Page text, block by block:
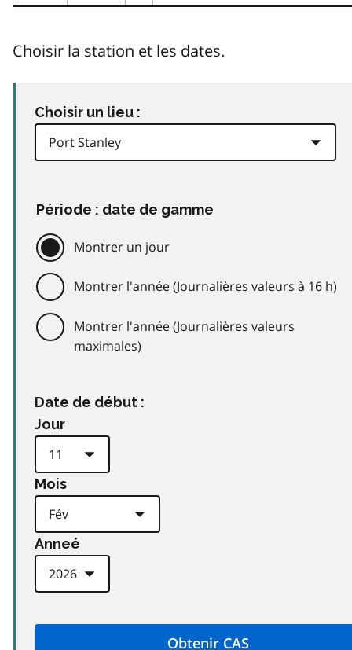
Choisir la station et les dates.
Choisir un lieu :
Période : date de gamme
Montrer un jour
Montrer l'année (Journalières valeurs à 16 h)
Montrer l'année (Journalières valeurs
maximales)
Date de début :
Jour
Mois
Anneé